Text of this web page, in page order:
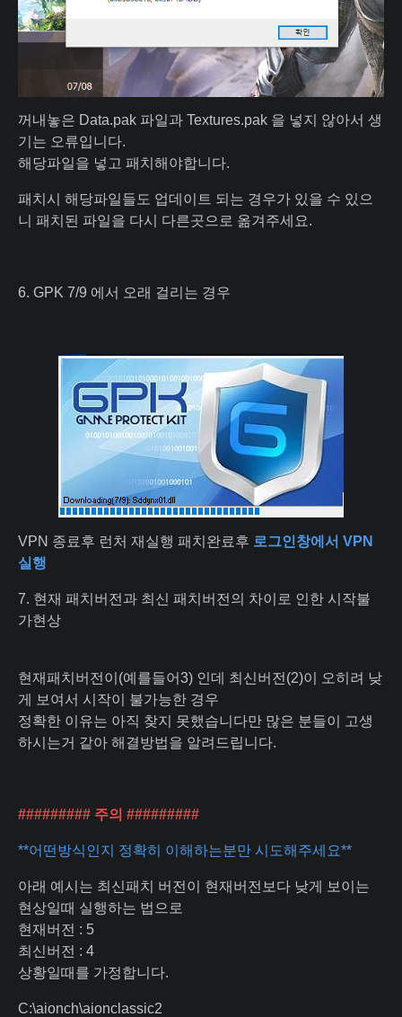
꺼내놓은 Data.pak 파일과 Textures.pak 을 넣지 않아서 생
기는 오류입니다.
해당파일을 넣고 패치해야합니다.
패치시 해당파일들도 업데이트 되는 경우가 있을 수 있으
니 패치된 파일을 다시 다른곳으로 옮겨주세요.
6. GPK 7/9 에서 오래 걸리는 경우
VPN 종료후 런처 재실행 패치완료후 로그인창에서 VPN
실행
7. 현재 패치버전과 최신 패치버전의 차이로 인한 시작불
가현상
현재패치버전이(예를들어3) 인데 최신버전(2)이 오히려 낮
게 보여서 시작이 불가능한 경우
정확한 이유는 아직 찾지 못했습니다만 많은 분들이 고생
하시는거 같아 해결방법을 알려드립니다.
######### 주의 #########
**어떤방식인지 정확히 이해하는분만 시도해주세요**
아래 예시는 최신패치 버전이 현재버전보다 낮게 보이는
현상일때 실행하는 법으로
현재버전 : 5
최신버전 : 4
상황일때를 가정합니다.
C:\aionch\aionclassic2